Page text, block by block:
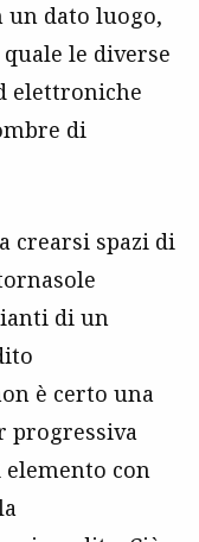
dato luogo,
le diverse
elettroniche
di
crearsi spazi di
di un
è certo una
progressiva
elemento con